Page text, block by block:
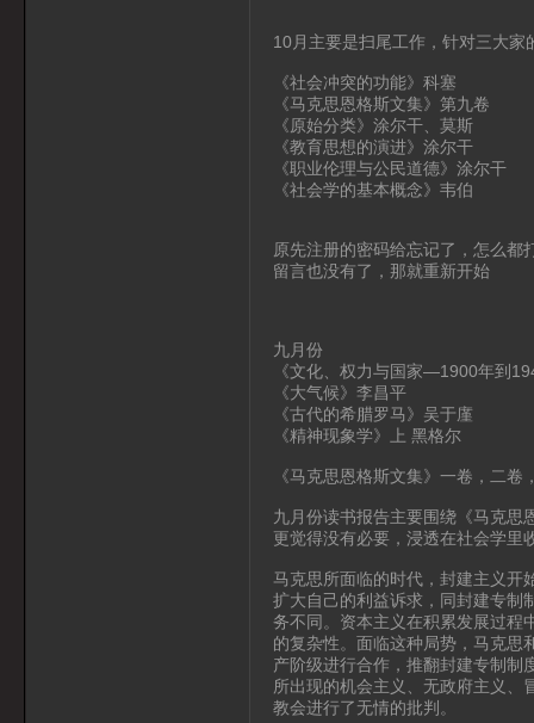
10月主要是扫尾工作，针对三大家
《社会冲突的功能》科塞
《马克思恩格斯文集》第九卷
《原始分类》涂尔干、莫斯
《教育思想的演进》涂尔干
《职业伦理与公民道德》涂尔干
《社会学的基本概念》韦伯
原先注册的密码给忘记了，怎么都
留言也没有了，那就重新开始
九月份
《文化、权力与国家—1900年到
《大气候》李昌平
《古代的希腊罗马》吴于廑
《精神现象学》上 黑格尔
《马克思恩格斯文集》一卷，二
九月份读书报告主要围绕《马克思
更觉得没有必要，浸透在社会学里
马克思所面临的时代，封建主义开
扩大自己的利益诉求，同封建专制
务不同。资本主义在积累发展过程
的复杂性。面临这种局势，马克思
产阶级进行合作，推翻封建专制制
所出现的机会主义、无政府主义、
教会进行了无情的批判。